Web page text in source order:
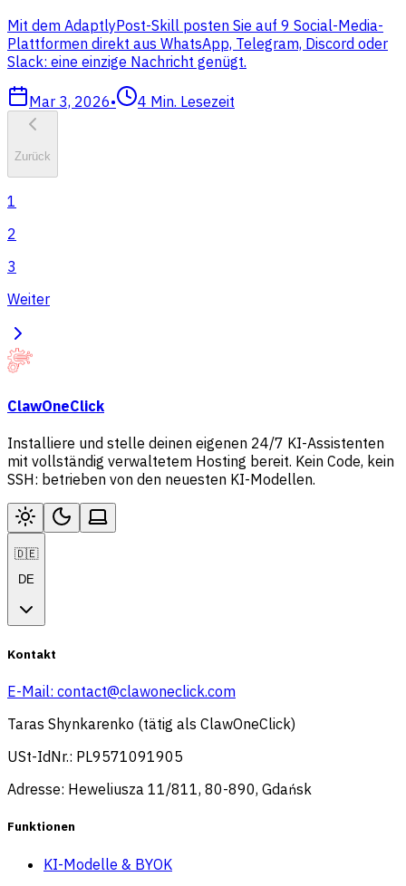
Mit dem AdaptlyPost-Skill posten Sie auf 9 Social-Media-
Plattformen direkt aus WhatsApp, Telegram, Discord oder
Slack: eine einzige Nachricht genügt.
Mar 3, 2026• 4 Min. Lesezeit
Zurück
1
2
3
Weiter
ClawOneClick
Installiere und stelle deinen eigenen 24/7 KI-Assistenten
mit vollständig verwaltetem Hosting bereit. Kein Code, kein
SSH: betrieben von den neuesten KI-Modellen.
🇩🇪
DE
Kontakt
E-Mail: contact@clawoneclick.com
Taras Shynkarenko (tätig als ClawOneClick)
USt-IdNr.: PL9571091905
Adresse: Heweliusza 11/811, 80-890, Gdańsk
Funktionen
KI-Modelle & BYOK